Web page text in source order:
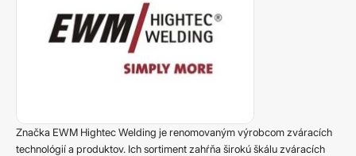
Značka EWM Hightec Welding je renomovaným výrobcom zváracích
technológií a produktov. Ich sortiment zahŕňa širokú škálu zváracích